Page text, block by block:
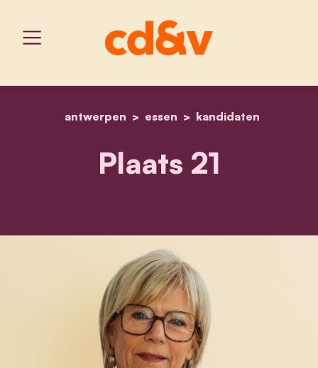
home
antwerpen essen kandidaten
tine van dongen
Plaats 21